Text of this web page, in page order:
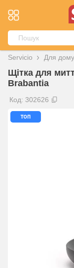
Servicio Для дому
Щітка для
Brabantia
Код: 302626
топ